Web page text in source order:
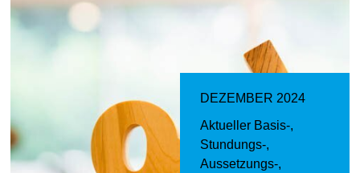
DEZEMBER 2024
Aktueller Basis-,
Stundungs-,
Aussetzungs-,